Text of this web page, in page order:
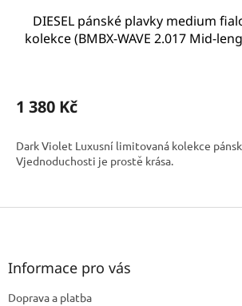
DIESEL pánské plavky medium
kolekce (BMBX-WAVE 2.017 Mid-
1 380 Kč
Dark Violet Luxusní limitovaná kolekce
Vjednoduchosti je prostě krása.
Z
Informace pro vás
Doprava a platba